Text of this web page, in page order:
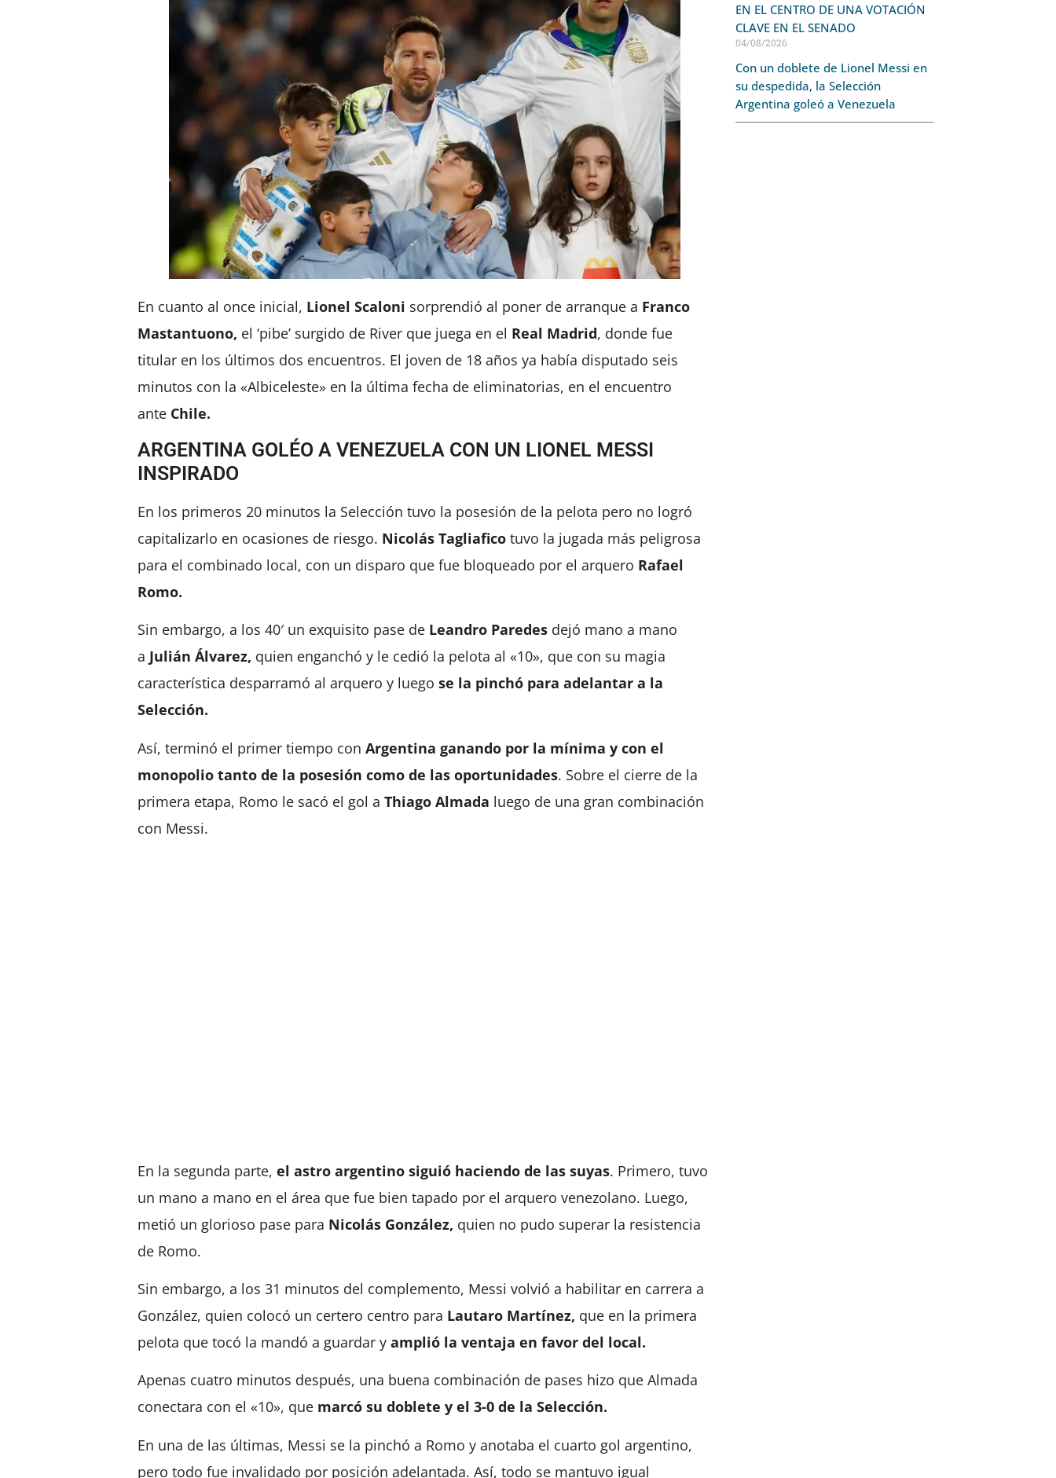
En cuanto al once inicial, Lionel Scaloni sorprendió al poner de arranque a Franco
Mastantuono, el ‘pibe’ surgido de River que juega en el Real Madrid, donde fue
titular en los últimos dos encuentros. El joven de 18 años ya había disputado seis
minutos con la «Albiceleste» en la última fecha de eliminatorias, en el encuentro
ante Chile.
ARGENTINA GOLÉO A VENEZUELA CON UN LIONEL MESSI
INSPIRADO
En los primeros 20 minutos la Selección tuvo la posesión de la pelota pero no logró
capitalizarlo en ocasiones de riesgo. Nicolás Tagliafico tuvo la jugada más peligrosa
para el combinado local, con un disparo que fue bloqueado por el arquero Rafael
Romo.
Sin embargo, a los 40′ un exquisito pase de Leandro Paredes dejó mano a mano
a Julián Álvarez, quien enganchó y le cedió la pelota al «10», que con su magia
característica desparramó al arquero y luego se la pinchó para adelantar a la
Selección.
Así, terminó el primer tiempo con Argentina ganando por la mínima y con el
monopolio tanto de la posesión como de las oportunidades. Sobre el cierre de la
primera etapa, Romo le sacó el gol a Thiago Almada luego de una gran combinación
con Messi.
En la segunda parte, el astro argentino siguió haciendo de las suyas. Primero, tuvo
un mano a mano en el área que fue bien tapado por el arquero venezolano. Luego,
metió un glorioso pase para Nicolás González, quien no pudo superar la resistencia
de Romo.
Sin embargo, a los 31 minutos del complemento, Messi volvió a habilitar en carrera a
González, quien colocó un certero centro para Lautaro Martínez, que en la primera
pelota que tocó la mandó a guardar y amplió la ventaja en favor del local.
Apenas cuatro minutos después, una buena combinación de pases hizo que Almada
conectara con el «10», que marcó su doblete y el 3-0 de la Selección.
En una de las últimas, Messi se la pinchó a Romo y anotaba el cuarto gol argentino,
pero todo fue invalidado por posición adelantada. Así, todo se mantuvo igual
EN EL CENTRO DE UNA VOTACIÓN
CLAVE EN EL SENADO
04/08/2026
Con un doblete de Lionel Messi en
su despedida, la Selección
Argentina goleó a Venezuela